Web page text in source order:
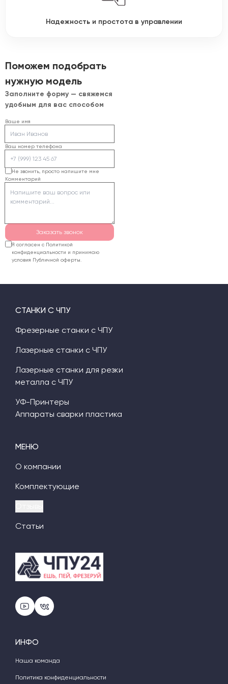
Надежность и простота в управлении
Поможем подобрать
нужную модель
Заполните форму — свяжемся
удобным для вас способом
Ваше имя
Ваш номер телефона
Не звонить, просто напишите мне
Комментарий
Заказать звонок
Я согласен с Политикой
конфиденциальности и принимаю
условия Публичной оферты.
МЕНЮ
О компании
Комплектующие
Статьи
СТАНКИ С ЧПУ
Фрезерные станки с ЧПУ
Лазерные станки с ЧПУ
Лазерные станки для резки
металла с ЧПУ
УФ-Принтеры
Аппараты сварки пластика
ИНФО
Наша команда
Политика конфиденциальности